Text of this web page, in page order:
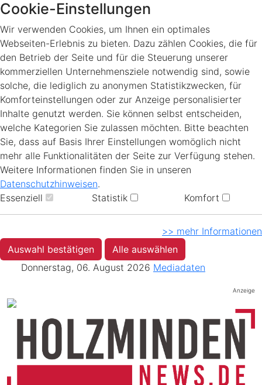
Cookie-Einstellungen
Wir verwenden Cookies, um Ihnen ein optimales
Webseiten-Erlebnis zu bieten. Dazu zählen Cookies, die für
den Betrieb der Seite und für die Steuerung unserer
kommerziellen Unternehmensziele notwendig sind, sowie
solche, die lediglich zu anonymen Statistikzwecken, für
Komforteinstellungen oder zur Anzeige personalisierter
Inhalte genutzt werden. Sie können selbst entscheiden,
welche Kategorien Sie zulassen möchten. Bitte beachten
Sie, dass auf Basis Ihrer Einstellungen womöglich nicht
mehr alle Funktionalitäten der Seite zur Verfügung stehen.
Weitere Informationen finden Sie in unseren
Datenschutzhinweisen.
Essenziell
Statistik Komfort
>> mehr Informationen
Auswahl bestätigen
Alle auswählen
Donnerstag, 06. August 2026 Mediadaten
Anzeige